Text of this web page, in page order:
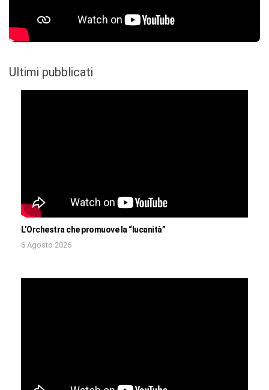
Ultimi pubblicati
L’Orchestra che promuove la “lucanità”
6 Agosto 2026